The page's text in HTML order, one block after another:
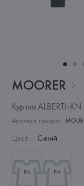
MOORER
Куртка ALBERTI-
Артикул товара:
Цвет: Синий